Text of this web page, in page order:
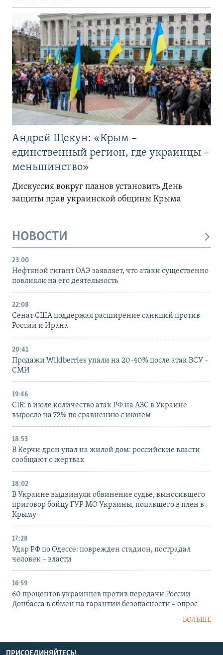
Андрей Щекун: «Крым –
единственный регион, где украинцы –
меньшинство»
Дискуссия вокруг планов установить День
защиты прав украинской общины Крыма
НОВОСТИ
23:00
Нефтяной гигант ОАЭ заявляет, что атаки существенно
повлияли на его деятельность
22:08
Сенат США поддержал расширение санкций против
России и Ирана
20:41
Продажи Wildberries упали на 20-40% после атак ВСУ –
СМИ
19:46
CIR: в июле количество атак РФ на АЗС в Украине
выросло на 72% по сравнению с июнем
18:53
В Керчи дрон упал на жилой дом: российские власти
сообщают о жертвах
18:02
В Украине выдвинули обвинение судье, выносившего
приговор бойцу ГУР МО Украины, попавшего в плен в
Крыму
17:28
Удар РФ по Одессе: поврежден стадион, пострадал
человек – власти
16:59
60 процентов украинцев против передачи России
Донбасса в обмен на гарантии безопасности – опрос
БОЛЬШЕ